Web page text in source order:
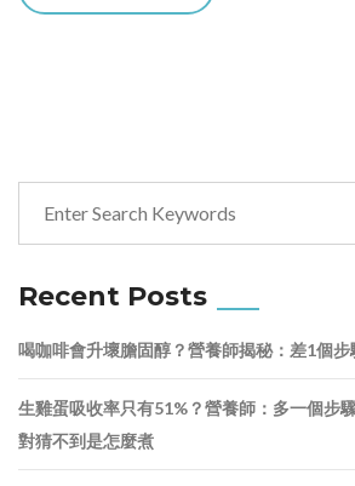
Recent Posts
喝咖啡會升壞膽固醇？營養師揭秘：差1個
生雞蛋吸收率只有51%？營養師：多一個步
對猜不到是怎麼煮